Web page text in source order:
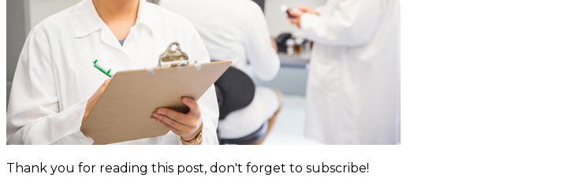
KỸ NĂNG
TIN TỨC
Thank you for reading this post, don't forget to subscribe!